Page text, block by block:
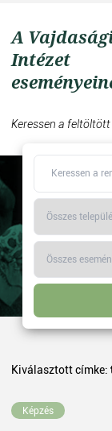
A
Intézet
Keressen a
Kiválasztott címke:
Képzés